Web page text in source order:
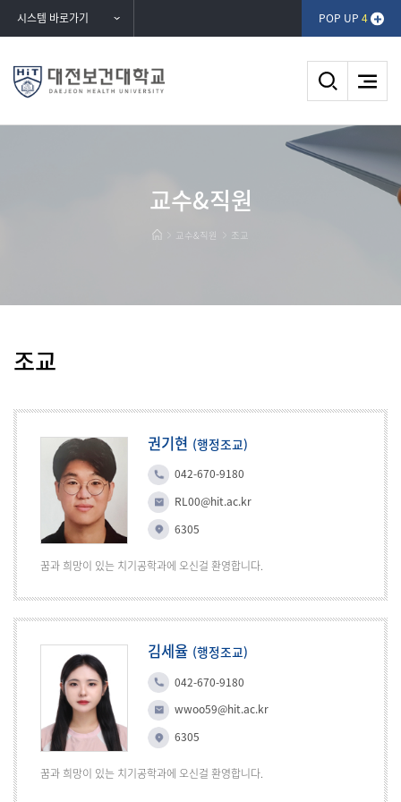
건너뛰기시스템 바로가기 POP UP 4
대전보건대학교교수&직원
교수&직원 조교
조교
권기현 (행정조교)
042-670-9180
RL00@hit.ac.kr
6305
꿈과 희망이 있는 치기공학과에 오신걸 환영합니다.
김세율 (행정조교)
042-670-9180
wwoo59@hit.ac.kr
6305
꿈과 희망이 있는 치기공학과에 오신걸 환영합니다.